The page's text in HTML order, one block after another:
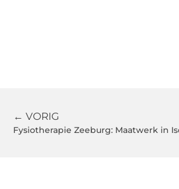
← VORIG
Fysiotherapie Zeeburg: Maatwerk in